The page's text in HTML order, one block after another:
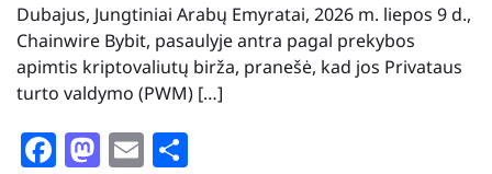
Dubajus, Jungtiniai Arabų Emyratai, 2026 m. liepos 9 d.,
Chainwire Bybit, pasaulyje antra pagal prekybos
apimtis kriptovaliutų birža, pranešė, kad jos Privataus
turto valdymo (PWM) […]
Facebook
Mastodon
Email